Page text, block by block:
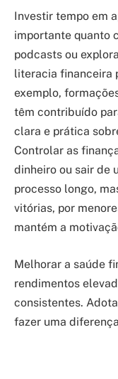
Investir tempo em
importante quanto
podcasts ou
literacia financeira
exemplo,
têm contribuído
clara e prática
Controlar as
dinheiro ou sair de
processo longo,
vitórias, por
mantém a
Melhorar a saúde
rendimentos
consistentes.
fazer uma